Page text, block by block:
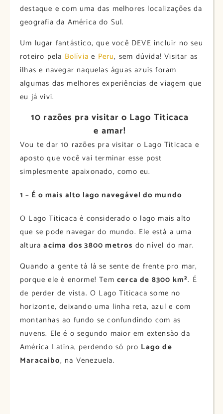
destaque e com uma das melhores localizações da
geografia da América do Sul.
Um lugar fantástico, que você DEVE incluir no seu
roteiro pela Bolívia e Peru, sem dúvida! Visitar as
ilhas e navegar naquelas águas azuis foram
algumas das melhores experiências de viagem que
eu já vivi.
10 razões pra visitar o Lago Titicaca
e amar!
Vou te dar 10 razões pra visitar o Lago Titicaca e
aposto que você vai terminar esse post
simplesmente apaixonado, como eu.
1 – É o mais alto lago navegável do mundo
O Lago Titicaca é considerado o lago mais alto
que se pode navegar do mundo. Ele está a uma
alturaacima dos 3800 metros do nível do mar.
Quando a gente tá lá se sente de frente pro mar,
porque ele é enorme! Tem cerca de 8300 km². É
de perder de vista. O Lago Titicaca some no
horizonte, deixando uma linha reta, azul e com
montanhas ao fundo se confundindo com as
nuvens. Ele é o segundo maior em extensão da
América Latina, perdendo só pro Lago de
Maracaibo, na Venezuela.